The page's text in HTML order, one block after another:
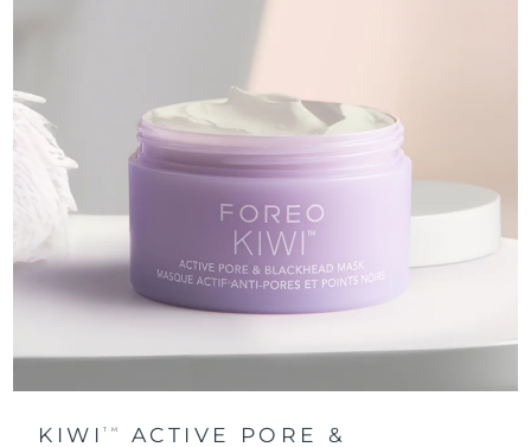
KIWITM
ACTIVE PORE &